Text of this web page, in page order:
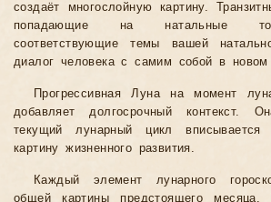
создаёт многослойную картину.
попадающие на натальные
соответствующие темы вашей
диалог человека с самим собой в
Прогрессивная Луна на момент
добавляет долгосрочный контекст.
текущий лунарный цикл
картину жизненного развития.
Каждый элемент лунарного
общей картины предстоящего месяца.